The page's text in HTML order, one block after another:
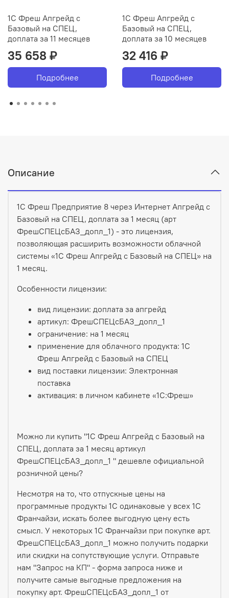
1С Фреш Апгрейд с
Базовый на СПЕЦ,
доплата за 11 месяцев
35 658 ₽
Подробнее
1С Фреш Апгрейд с
Базовый на СПЕЦ,
доплата за 10 месяцев
32 416 ₽
Подробнее
Описание
1С Фреш Предприятие 8 через Интернет Апгрейд с
Базовый на СПЕЦ, доплата за 1 месяц (арт
ФрешСПЕЦсБАЗ_допл_1) - это лицензия,
позволяющая расширить возможности облачной
системы «1С Фреш Апгрейд с Базовый на СПЕЦ» на
1 месяц.
Особенности лицензии:
вид лицензии: доплата за апгрейд
артикул: ФрешСПЕЦсБАЗ_допл_1
ограничение: на 1 месяц
применение для облачного продукта: 1С
Фреш Апгрейд с Базовый на СПЕЦ
вид поставки лицензии: Электронная
поставка
активация: в личном кабинете «1С:Фреш»
Можно ли купить "1С Фреш Апгрейд с Базовый на
СПЕЦ, доплата за 1 месяц артикул
ФрешСПЕЦсБАЗ_допл_1 " дешевле официальной
розничной цены?
Несмотря на то, что отпускные цены на
программные продукты 1С одинаковые у всех 1С
Франчайзи, искать более выгодную цену есть
смысл. У некоторых 1С Франчайзи при покупке арт.
ФрешСПЕЦсБАЗ_допл_1 можно получить подарки
или скидки на сопутствующие услуги. Отправьте
нам "Запрос на КП" - форма запроса ниже и
получите самые выгодные предложения на
покупку арт. ФрешСПЕЦсБАЗ_допл_1 от